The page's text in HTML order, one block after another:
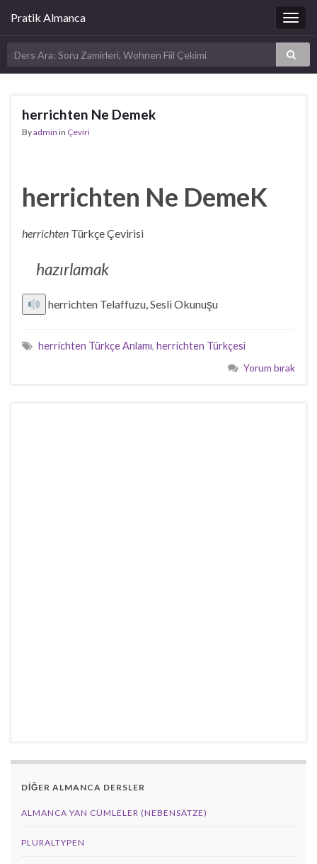
Pratik Almanca
herrichten Ne Demek
Byadmin in Çeviri
herrichten Ne DemeK
herrichten Türkçe Çevirisi
hazırlamak
herrichten Telaffuzu, Sesli Okunuşu
herrichten Türkçe Anlamı, herrichten Türkçesi
Yorum bırak
DİĞER ALMANCA DERSLER
ALMANCA YAN CÜMLELER (NEBENSÄTZE)
PLURALTYPEN